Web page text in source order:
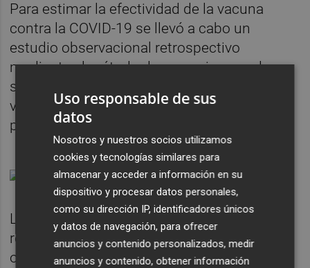
Para estimar la efectividad de la vacuna
contra la COVID-19 se llevó a cabo un
estudio observacional retrospectivo
mediante el método de screening, en el que
se comparó la proporción de personas
vacunadas entre los casos y controles
poblacionales.
Los datos sobre casos de COVID-19 en
residentes de centros de mayores se
obtuvieron a partir de la información de la
Uso responsable de sus
datos
Nosotros y nuestros socios utilizamos
cookies y tecnologías similares para
almacenar y acceder a información en su
dispositivo y procesar datos personales,
como su dirección IP, identificadores únicos
y datos de navegación, para ofrecer
anuncios y contenido personalizados, medir
anuncios y contenido, obtener información